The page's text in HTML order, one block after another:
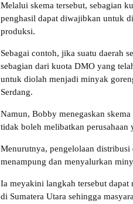
Melalui skema tersebut, sebagian
penghasil dapat diwajibkan untuk
produksi.
Sebagai contoh, jika suatu daerah
sebagian dari kuota DMO yang
untuk diolah menjadi minyak
Serdang.
Namun, Bobby menegaskan
tidak boleh melibatkan
Menurutnya, pengelolaan
menampung dan menyalurkan
Ia meyakini langkah tersebut
di Sumatera Utara sehingga